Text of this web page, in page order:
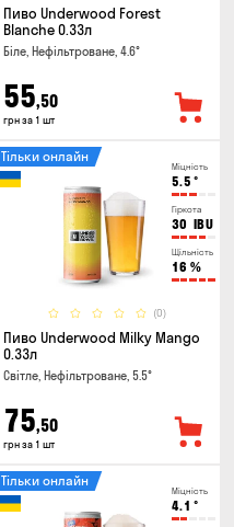
Пиво Underwood Forest
Blanche 0.33л
Біле, Нефільтроване, 4.6°
55,50
грн за 1 шт
Міцність
5.5 °
Гіркота
30 IBU
Щільність
16 %
(0)
Тільки онлайн
Пиво Underwood Milky Mango
0.33л
Світле, Нефільтроване, 5.5°
75,50
грн за 1 шт
Міцність
4.1 °
Тільки онлайн